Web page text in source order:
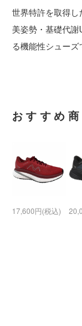
世界特許を取得し
美姿勢・基礎代
る機能性シューズ
おすすめ
17,600円(税込)